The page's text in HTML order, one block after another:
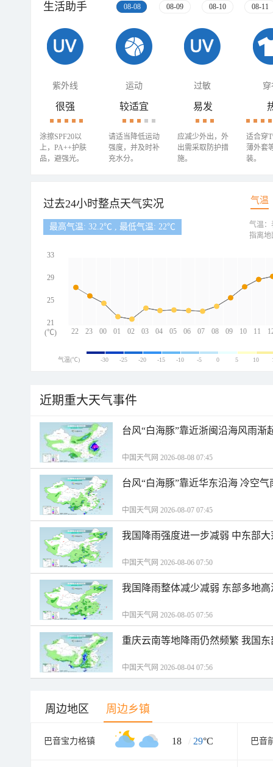
生活助手 08-08 08-09 08-10 08-11
紫外线 运动 过敏 穿
很强
涂擦SPF20以
上，PA++护肤
品，避强光。
较适宜
请适当降低运动
强度，并及时补
充水分。
易发
应减少外出，外
出需采取防护措
施。
适合穿
薄外套
装。
过去24小时整点天气实况 气温
最高气温: 32.2℃ , 最低气温: 22℃
22 23 00 01 02 03 04 05 06 07 08 09 10 11
33
29
25
21
(℃)
气温：
指离地
气温(℃) -30 -25 -20 -15 -10 -5 0 5 10
近期重大天气事件
台风“白海豚”靠近浙闽沿海风雨渐
中国天气网 2026-08-08 07:45
台风“白海豚”靠近华东沿海 冷空
中国天气网 2026-08-07 07:45
我国降雨强度进一步减弱 中东部
中国天气网 2026-08-06 07:50
我国降雨整体减少减弱 东部多地
中国天气网 2026-08-05 07:56
重庆云南等地降雨仍然频繁 我国
中国天气网 2026-08-04 07:56
周边地区 周边乡镇
巴音宝力格镇 18 / 29°C 巴音